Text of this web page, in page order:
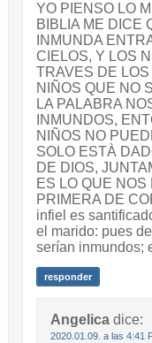
YO PIENSO LO
BIBLIA ME DICE
INMUNDA
CIELOS, Y LOS
TRAVES DE
NIÑOS QUE NO
LA PALABRA
INMUNDOS,
NIÑOS NO
SOLO ESTÀ
DE DIOS,
ES LO QUE NOS
PRIMERA DE
infiel es
el marido: pues
serían inmundos;
responder
Angelica dice:
2020.01.09. a las 4:41